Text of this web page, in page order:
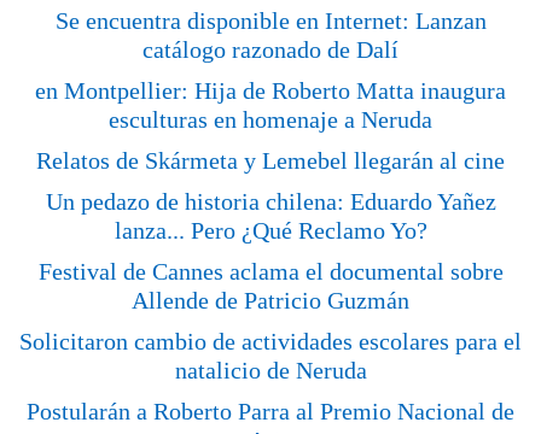
Se encuentra disponible en Internet: Lanzan
catálogo razonado de Dalí
en Montpellier: Hija de Roberto Matta inaugura
esculturas en homenaje a Neruda
Relatos de Skármeta y Lemebel llegarán al cine
Un pedazo de historia chilena: Eduardo Yañez
lanza... Pero ¿Qué Reclamo Yo?
Festival de Cannes aclama el documental sobre
Allende de Patricio Guzmán
Solicitaron cambio de actividades escolares para el
natalicio de Neruda
Postularán a Roberto Parra al Premio Nacional de